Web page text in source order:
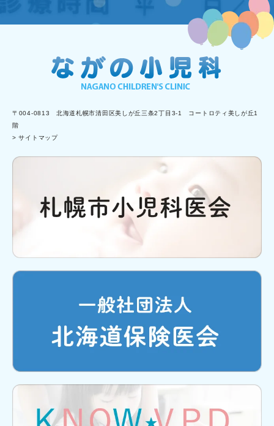
〒004-0813 北海道札幌市清田区美しが丘三条2丁目3-1 コートロティ美しが丘1
階
> サイトマップ